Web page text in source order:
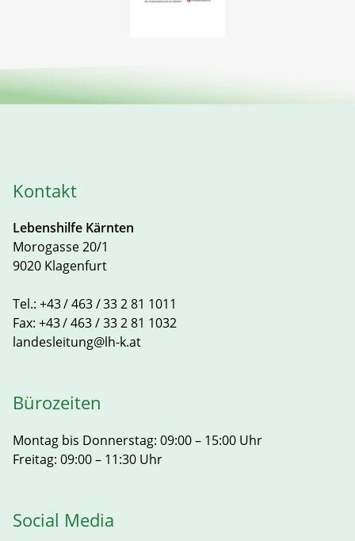
Kontakt
Lebenshilfe Kärnten
Morogasse 20/1
9020 Klagenfurt
Tel.: +43 / 463 / 33 2 81 1011
Fax: +43 / 463 / 33 2 81 1032
landesleitung@lh-k.at
Bürozeiten
Montag bis Donnerstag: 09:00 – 15:00 Uhr
Freitag: 09:00 – 11:30 Uhr
Social Media